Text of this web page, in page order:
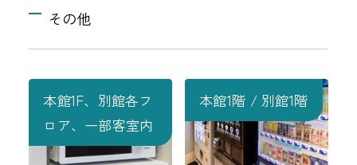
その他
本館1F、別館各フ
ロア、一部客室内
本館1階 / 別館1階